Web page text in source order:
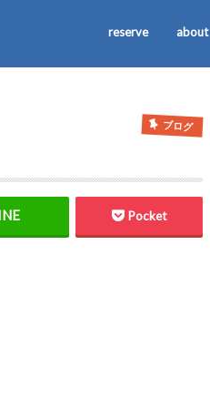
reserve about
ブログ
Pocket